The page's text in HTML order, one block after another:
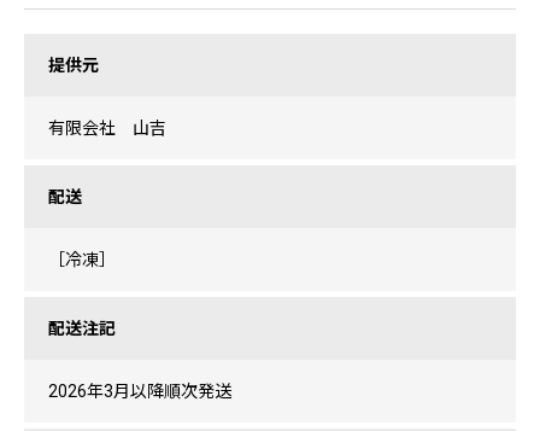
提供元
有限会社 山吉
配送
［冷凍］
配送注記
2026年3月以降順次発送